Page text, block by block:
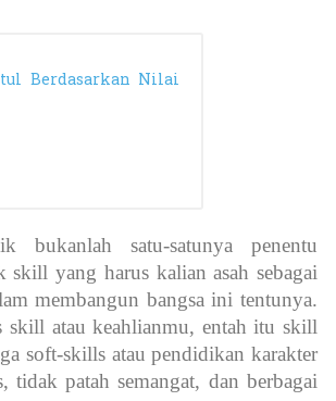
Berdasarkan Nilai
bukanlah satu-satunya penentu
yang harus kalian asah sebagai
membangun bangsa ini tentunya.
skill atau keahlianmu, entah itu skill
soft-skills atau pendidikan karakter
patah semangat, dan berbagai